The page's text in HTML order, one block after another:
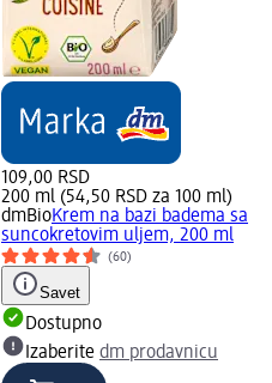
109,00 RSD
200 ml (54,50 RSD za 100 ml)
dmBioKrem na bazi badema sa
suncokretovim uljem, 200 ml
(60)
Savet
Dostupno
Izaberite dm prodavnicu